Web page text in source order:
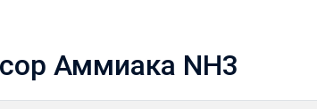
Аммиака NH3